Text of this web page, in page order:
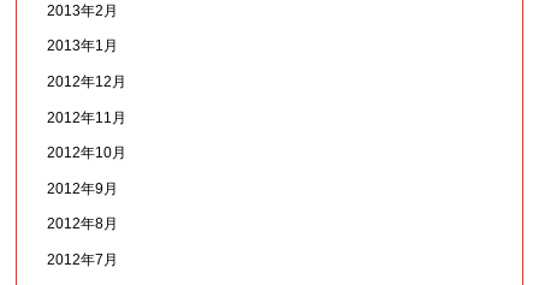
2013年2月
2013年1月
2012年12月
2012年11月
2012年10月
2012年9月
2012年8月
2012年7月